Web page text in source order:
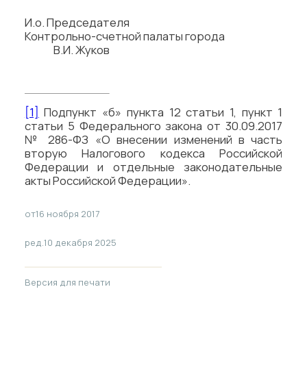
И.о. Председателя
Контрольно-счетной палаты города
В.И. Жуков
[1] Подпункт «б» пункта 12 статьи 1, пункт 1
статьи 5 Федерального закона от 30.09.2017
№ 286-ФЗ «О внесении изменений в часть
вторую Налогового кодекса Российской
Федерации и отдельные законодательные
акты Российской Федерации».
от16 ноября 2017
ред.10 декабря 2025
Версия для печати